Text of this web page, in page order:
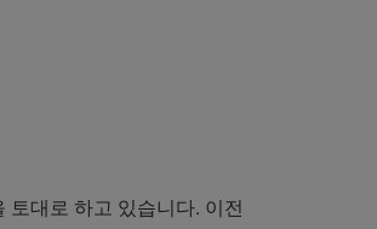
대로 하고 있습니다. 이전